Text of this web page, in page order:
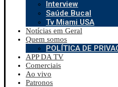
Interview
Saúde Bucal
Tv Miami USA
Notícias em Geral
Quem somos
POLÍTICA DE
APP DA TV
Comerciais
Ao vivo
Patronos